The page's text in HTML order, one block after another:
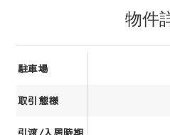
物件
駐車場
取引態様